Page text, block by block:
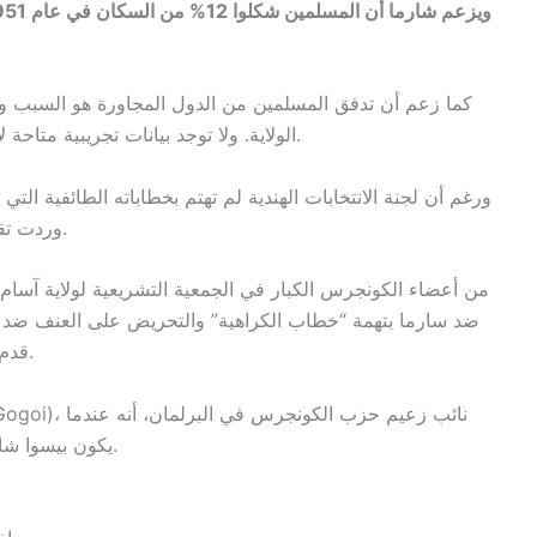
الولاية. ولا توجد بيانات تجريبية متاحة لإثبات هذا الحجم من الهجرة غير الشرعية حتى الآن.
ورغم أن لجنة الانتخابات الهندية لم تهتم بخطاباته الطائفية
وردت تقارير متعددة عن تقديم شكاوى ضد خطابات شارما.
ضد سارما بتهمة “خطاب الكراهية” والتحريض على العنف ضد
بقيادة حزب الكونجرس، آسام (UOFA)، قدم أيضًا بلاغًا.
يكون بيسوا شارما في موقف دفاعي، فإنه يحاول تقسيم المجتمع.